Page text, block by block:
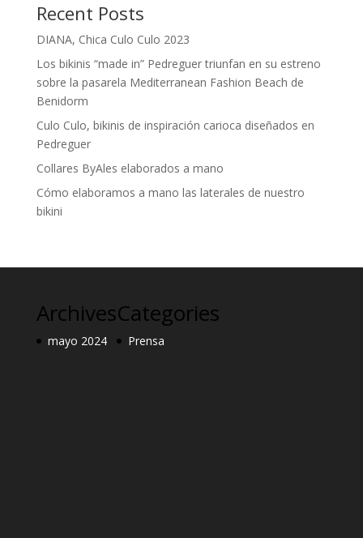
Recent Posts
DIANA, Chica Culo Culo 2023
Los bikinis “made in” Pedreguer triunfan en su estreno
sobre la pasarela Mediterranean Fashion Beach de
Benidorm
Culo Culo, bikinis de inspiración carioca diseñados en
Pedreguer
Collares ByAles elaborados a mano
Cómo elaboramos a mano las laterales de nuestro
bikini
Archives
mayo 2024
Categories
Prensa